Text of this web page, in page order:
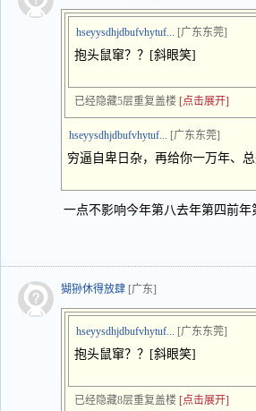
hseyysdhjdbufvhytuf... [广东东莞]
抱头鼠窜？？[斜眼笑]
已经隐藏5层重复盖楼 [点击展开]
hseyysdhjdbufvhytuf... [广东东莞]
穷逼自卑日杂，再给你一万年、
一点不影响今年第八去年第四前
猢狲休得放肆 [广东]
hseyysdhjdbufvhytuf... [广东东莞]
抱头鼠窜？？[斜眼笑]
已经隐藏8层重复盖楼 [点击展开]